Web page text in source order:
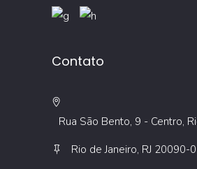
Contato
Rua São Bento, 9 - Centro,
Rio de Janeiro, RJ 20090-